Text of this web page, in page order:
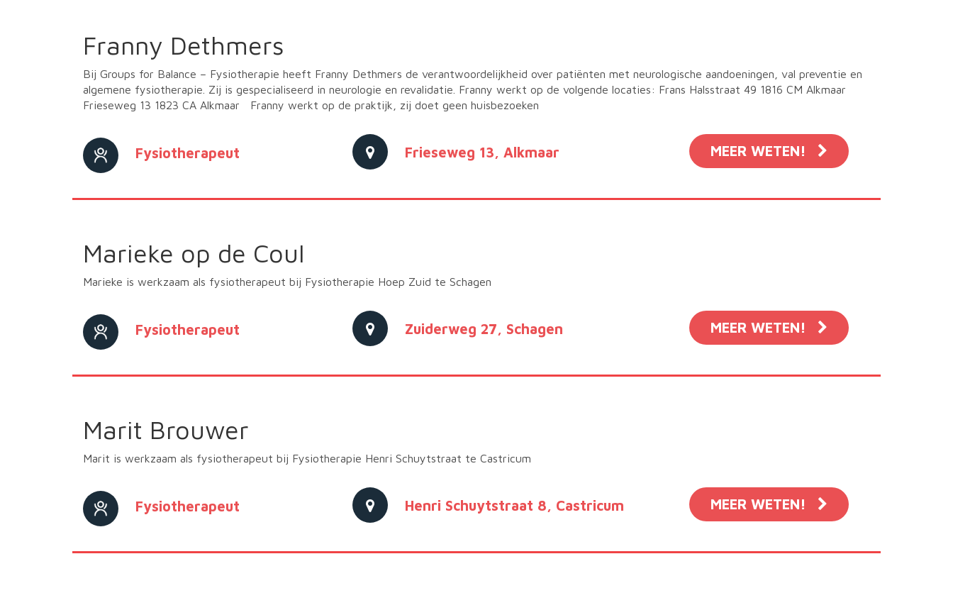
Franny Dethmers
Bij Groups for Balance – Fysiotherapie heeft Franny Dethmers de verantwoordelijkheid over patiënten met neurologische aandoeningen, val preventie en
algemene fysiotherapie. Zij is gespecialiseerd in neurologie en revalidatie. Franny werkt op de volgende locaties: Frans Halsstraat 49 1816 CM Alkmaar
Frieseweg 13 1823 CA Alkmaar Franny werkt op de praktijk, zij doet geen huisbezoeken
Fysiotherapeut Frieseweg 13, Alkmaar MEER WETEN!
Marieke op de Coul
Marieke is werkzaam als fysiotherapeut bij Fysiotherapie Hoep Zuid te Schagen
Fysiotherapeut Zuiderweg 27, Schagen MEER WETEN!
Marit Brouwer
Marit is werkzaam als fysiotherapeut bij Fysiotherapie Henri Schuytstraat te Castricum
Fysiotherapeut Henri Schuytstraat 8, Castricum MEER WETEN!